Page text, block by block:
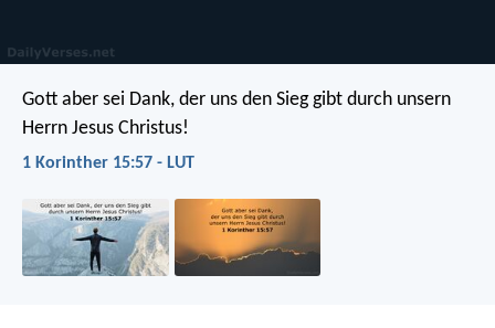
Gott aber sei Dank, der uns den Sieg gibt durch unsern
Herrn Jesus Christus!
1 Korinther 15:57 - LUT